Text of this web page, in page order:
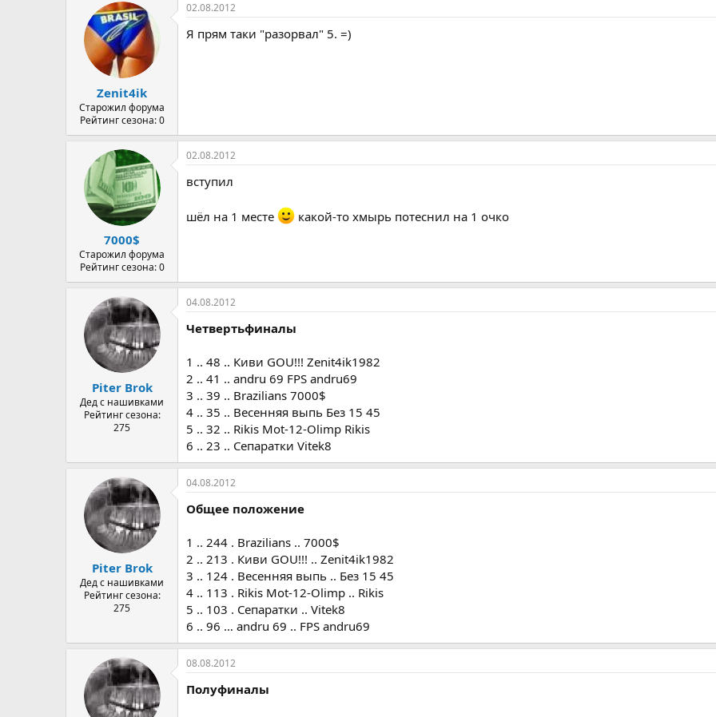
Zenit4ik
Старожил форума
Рейтинг сезона: 0
02.08.2012
Я прям таки "разорвал" 5. =)
7000$
Старожил форума
Рейтинг сезона: 0
02.08.2012
вступил
шёл на 1 месте какой-то хмырь потеснил на 1 очко
Piter Brok
Дед с нашивками
Рейтинг сезона:
275
04.08.2012
Четвертьфиналы
1 .. 48 .. Киви GOU!!! Zenit4ik1982
2 .. 41 .. andru 69 FPS andru69
3 .. 39 .. Brazilians 7000$
4 .. 35 .. Весенняя выпь Без 15 45
5 .. 32 .. Rikis Mot-12-Olimp Rikis
6 .. 23 .. Сепаратки Vitek8
Piter Brok
Дед с нашивками
Рейтинг сезона:
275
04.08.2012
Общее положение
1 .. 244 . Brazilians .. 7000$
2 .. 213 . Киви GOU!!! .. Zenit4ik1982
3 .. 124 . Весенняя выпь .. Без 15 45
4 .. 113 . Rikis Mot-12-Olimp .. Rikis
5 .. 103 . Сепаратки .. Vitek8
6 .. 96 … andru 69 .. FPS andru69
08.08.2012
Полуфиналы